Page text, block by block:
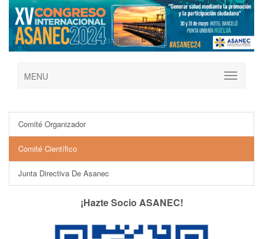
MENU
Comité Organizador
Comité Científico
Junta Directiva De Asanec
¡Hazte Socio ASANEC!